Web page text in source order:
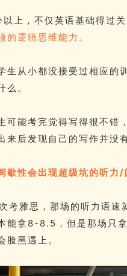
上，不仅英语基础得过
的逻辑思维能力。
生从小都没接受过相应的
么。
可能考完觉得写得很不错
来后发现自己的写作并没
歇性会出现超级坑的听力/
考雅思，那场的听力语
能拿8-8.5，但是那场只
脸黑遇上。